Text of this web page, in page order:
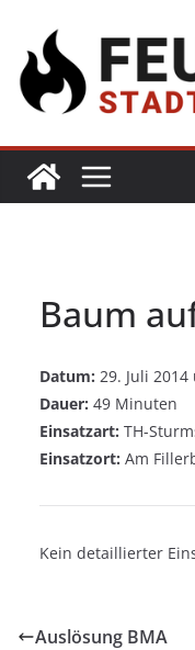
Baum
Datum: 29. Juli
Dauer: 49 Minuten
Einsatzart: TH-
Einsatzort: Am
Kein detaillierter
Auslösung BMA